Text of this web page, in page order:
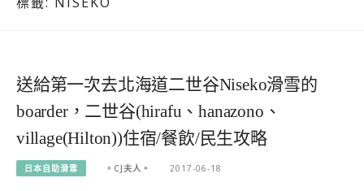
送給第一次去北海道二世谷Niseko滑雪的
boarder，二世谷(hirafu、hanazono、
village(Hilton))住宿/餐飲/民生攻略
日本自助滑雪 。CJ夫人。 2017-06-18